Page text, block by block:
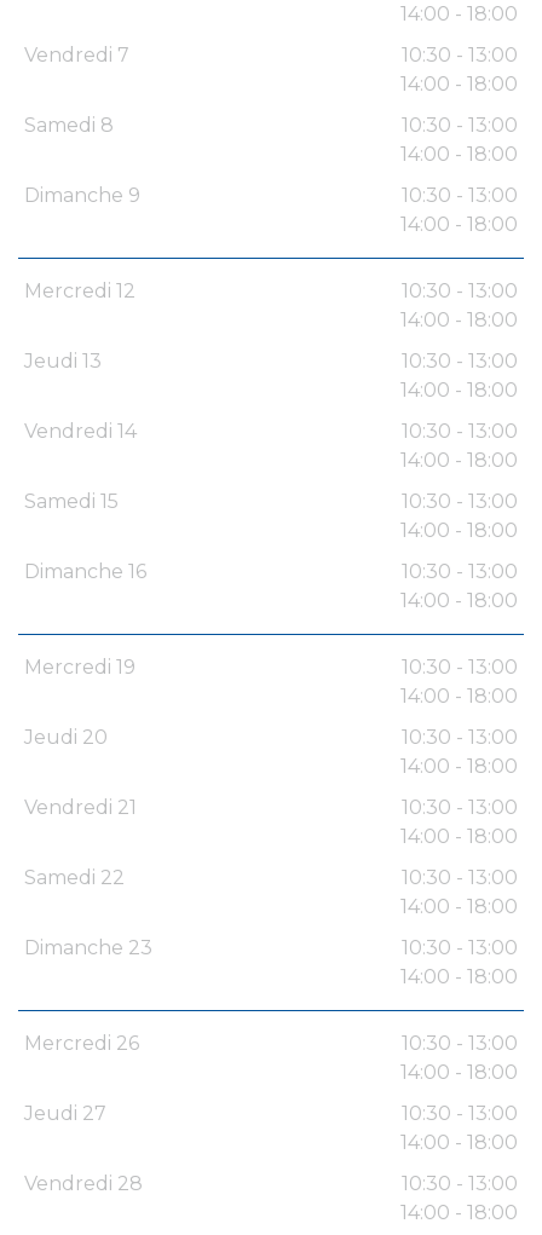
14:00 - 18:00
Vendredi 7
10:30 - 13:00
14:00 - 18:00
Samedi 8
10:30 - 13:00
14:00 - 18:00
Dimanche 9
10:30 - 13:00
14:00 - 18:00
Mercredi 12
10:30 - 13:00
14:00 - 18:00
Jeudi 13
10:30 - 13:00
14:00 - 18:00
Vendredi 14
10:30 - 13:00
14:00 - 18:00
Samedi 15
10:30 - 13:00
14:00 - 18:00
Dimanche 16
10:30 - 13:00
14:00 - 18:00
Mercredi 19
10:30 - 13:00
14:00 - 18:00
Jeudi 20
10:30 - 13:00
14:00 - 18:00
Vendredi 21
10:30 - 13:00
14:00 - 18:00
Samedi 22
10:30 - 13:00
14:00 - 18:00
Dimanche 23
10:30 - 13:00
14:00 - 18:00
Mercredi 26
10:30 - 13:00
14:00 - 18:00
Jeudi 27
10:30 - 13:00
14:00 - 18:00
Vendredi 28
10:30 - 13:00
14:00 - 18:00